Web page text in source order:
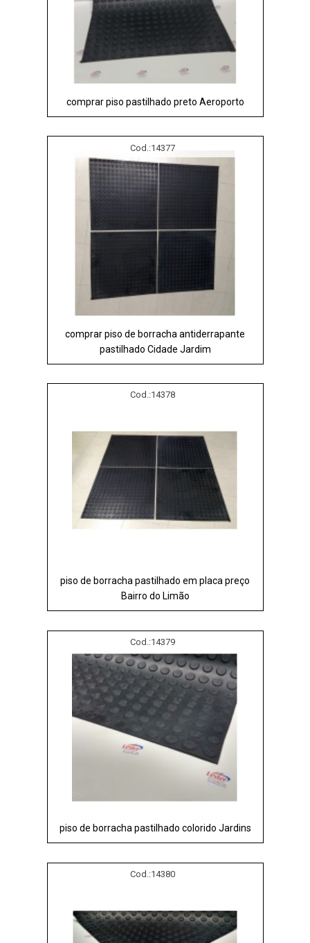
comprar piso pastilhado preto Aeroporto
Cod.:14377
comprar piso de borracha antiderrapante
pastilhado Cidade Jardim
Cod.:14378
piso de borracha pastilhado em placa preço
Bairro do Limão
Cod.:14379
piso de borracha pastilhado colorido Jardins
Cod.:14380